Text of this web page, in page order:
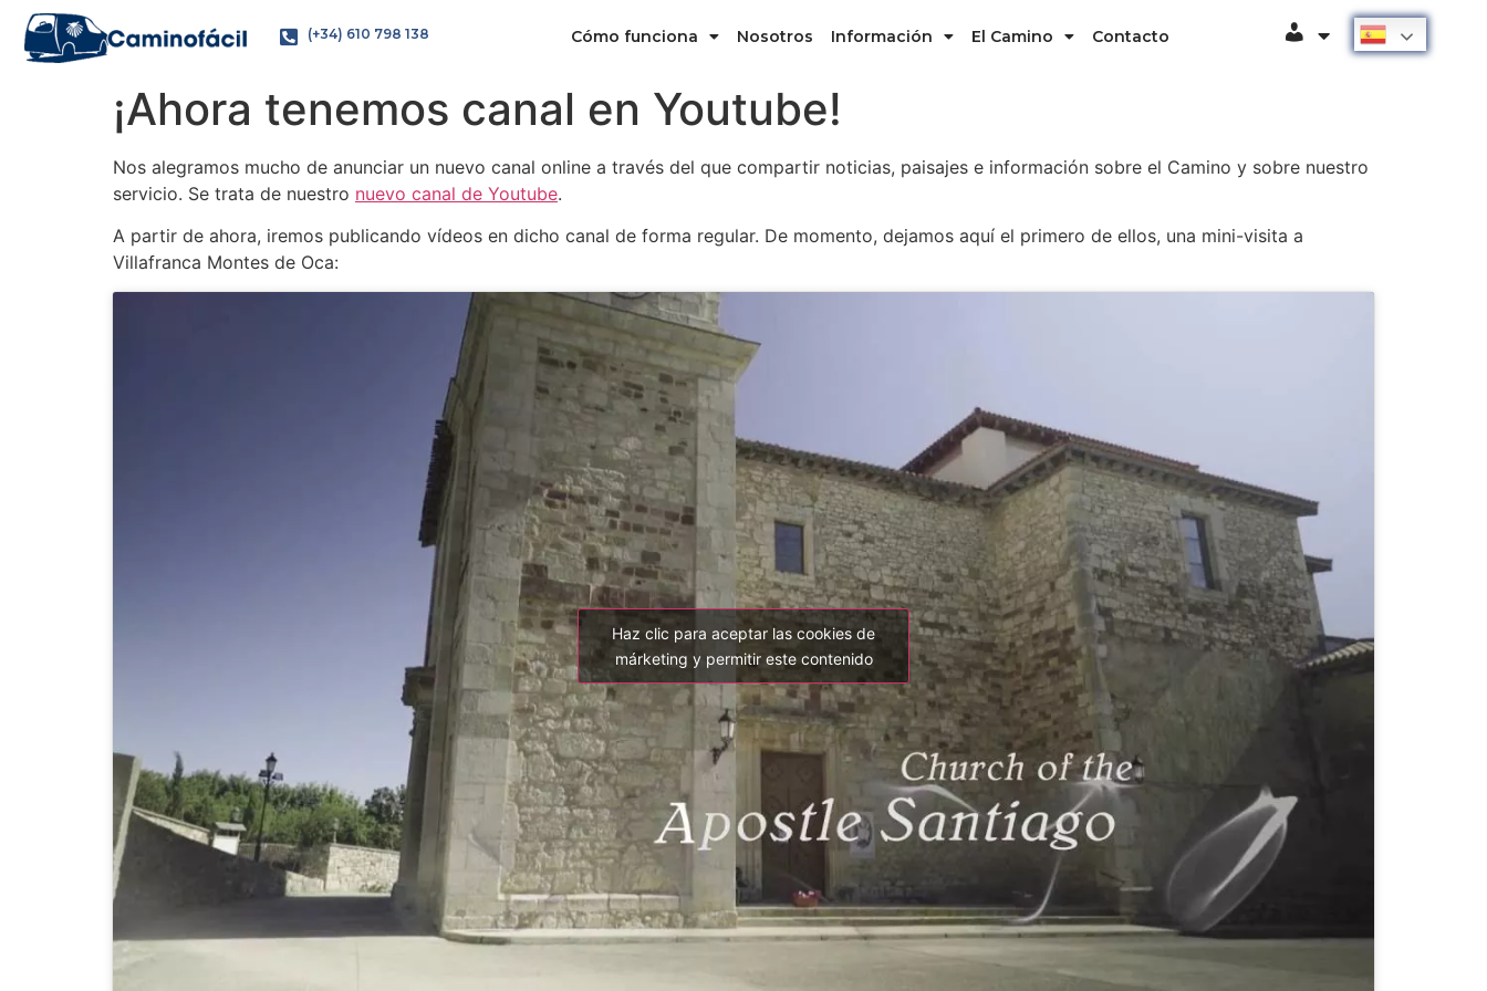
(+34) 610 798 138 Cómo funciona Nosotros Información El Camino Contacto Usuario Español
¡Ahora tenemos canal en Youtube!
Nos alegramos mucho de anunciar un nuevo canal online a través del que compartir noticias, paisajes e información sobre el Camino y sobre nuestro
servicio. Se trata de nuestro nuevo canal de Youtube.
A partir de ahora, iremos publicando vídeos en dicho canal de forma regular. De momento, dejamos aquí el primero de ellos, una mini-visita a
Villafranca Montes de Oca:
Haz clic para aceptar las cookies de
márketing y permitir este contenido